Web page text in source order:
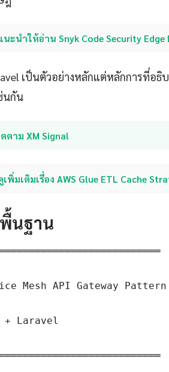
นะนำให้อ่าน Snyk Code Security Edge
เป็นตัวอย่างหลักแต่หลักการที่อ
นกัน
ตาม XM Signal
เพิ่มเติมเรื่อง AWS Glue ETL Cache
นฐาน
Mesh API Gateway
+ Laravel